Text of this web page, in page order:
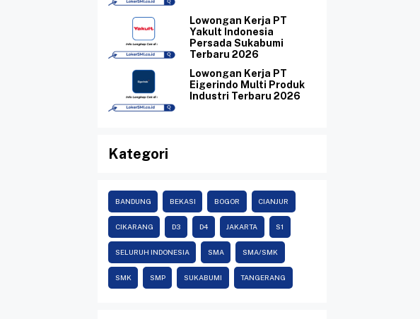
Lowongan Kerja PT
Yakult Indonesia
Persada Sukabumi
Terbaru 2026
Lowongan Kerja PT
Eigerindo Multi Produk
Industri Terbaru 2026
Kategori
BANDUNG BEKASI BOGOR CIANJUR
CIKARANG D3 D4 JAKARTA S1
SELURUH INDONESIA SMA SMA/SMK
SMK SMP SUKABUMI TANGERANG